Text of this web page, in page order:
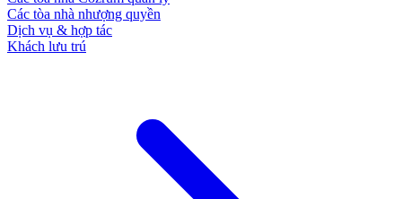
Các tòa nhà nhượng quyền
Dịch vụ & hợp tác
Khách lưu trú